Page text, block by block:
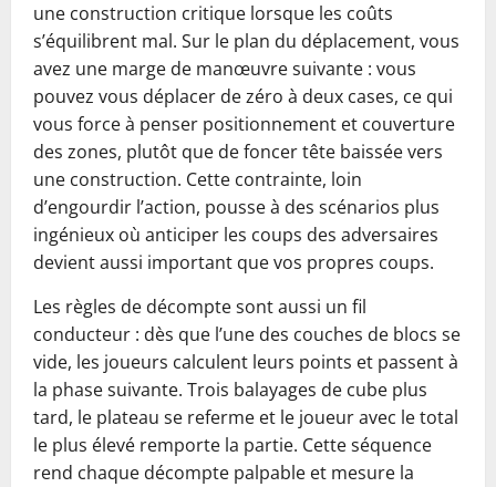
une construction critique lorsque les coûts
s’équilibrent mal. Sur le plan du déplacement, vous
avez une marge de manœuvre suivante : vous
pouvez vous déplacer de zéro à deux cases, ce qui
vous force à penser positionnement et couverture
des zones, plutôt que de foncer tête baissée vers
une construction. Cette contrainte, loin
d’engourdir l’action, pousse à des scénarios plus
ingénieux où anticiper les coups des adversaires
devient aussi important que vos propres coups.
Les règles de décompte sont aussi un fil
conducteur : dès que l’une des couches de blocs se
vide, les joueurs calculent leurs points et passent à
la phase suivante. Trois balayages de cube plus
tard, le plateau se referme et le joueur avec le total
le plus élevé remporte la partie. Cette séquence
rend chaque décompte palpable et mesure la